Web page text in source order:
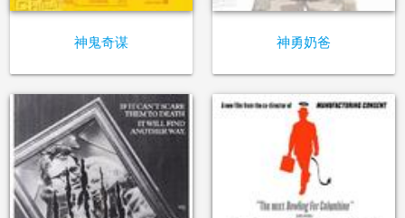
神鬼奇谋 神勇奶爸